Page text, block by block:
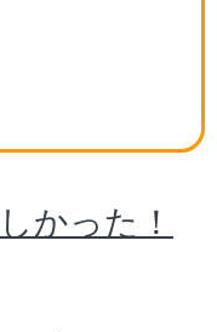
かった！